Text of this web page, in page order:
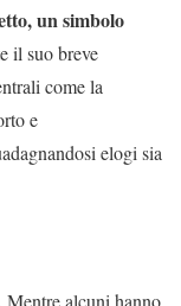
un simbolo
il suo breve
come la
e
elogi sia
Mentre alcuni hanno